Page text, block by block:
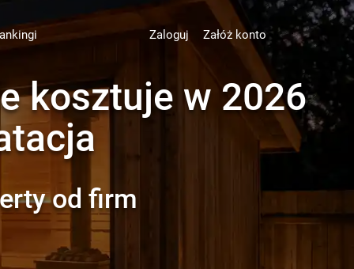
Zaloguj Załóż konto
kosztuje w 2026
od firm